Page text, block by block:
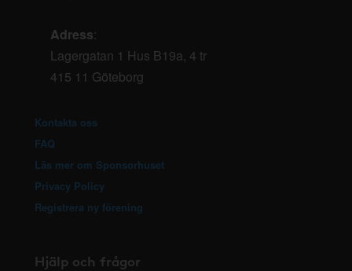
Adress:
Lagergatan 1 Hus B19a, 4 tr
415 11 Göteborg
Kontakta oss
FAQ
Läs mer om Sponsorhuset
Privacy Policy
Registrera ny förening
Hjälp och frågor